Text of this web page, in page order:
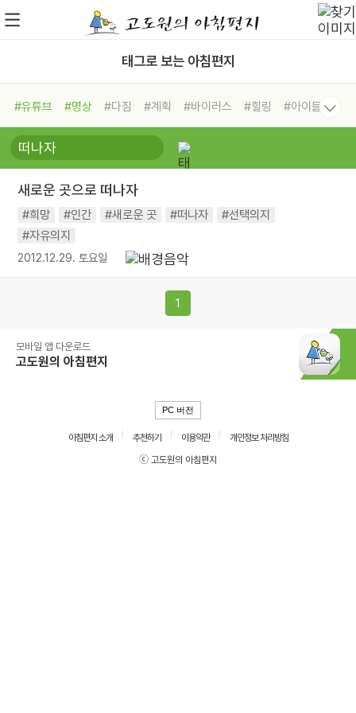
태그로 보는 아침편지
#유튜브 #명상 #다짐 #계획 #바이러스 #힐링
#아이들
#비전캠프
#독서캠프 #삶
#희망
#나눔 #친구 #링컨학교
#독서
#건강 #면역력
새로운 곳으로 떠나자
#희망 #인간 #새로운 곳 #떠나자
#선택의지
#자유의지
2012.12.29. 토요일
1
모바일 앱 다운로드
고도원의 아침편지
PC 버전
아침편지 소개 추천하기 이용약관
개인정보 처리방침
ⓒ 고도원의 아침편지